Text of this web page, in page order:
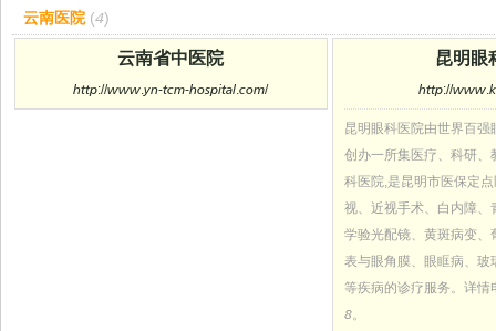
云南医院 (4)
云南省中医院
http://www.yn-tcm-hospital.com/
昆明眼
http://
昆明眼科医院由世界百
创办一所集医疗、科研、
科医院,是昆明市医保定
视、近视手术、白内障、
学验光配镜、黄斑病变、
表与眼角膜、眼眶病、玻
等疾病的诊疗服务。详
8。